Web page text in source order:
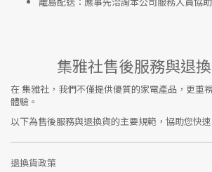
集雅社售後服務與退
在集雅社 ，我們不僅提供優質的家電產品，更重
體驗。
以下為售後服務與退換貨的主要規範，協助您快
退換貨政策